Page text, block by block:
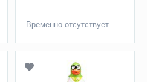
Временно отсутствует